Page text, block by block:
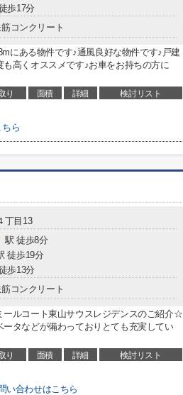
歩17分
コンクリート
にある物件です♪通風良好な物件です♪戸建
高くオススメです♪お車をお持ちの方に
り 面積 詳細 検討リスト
ら
丁目13
駅 徒歩8分
徒歩19分
歩13分
コンクリート
ールコート東山サウスレジデンスのご紹介☆
タなどが備わっておりとても充実してい
り 面積 詳細 検討リスト
い合わせはこちら